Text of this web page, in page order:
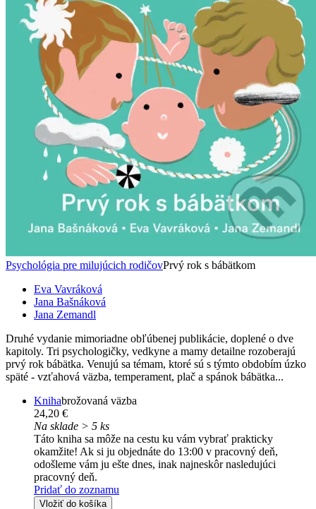
Psychológia pre milujúcich rodičovPrvý rok s bábätkom
Eva Vavráková
Jana Bašnáková
Jana Zemandl
Druhé vydanie mimoriadne obľúbenej publikácie, doplené o dve
kapitoly. Tri psychologičky, vedkyne a mamy detailne rozoberajú
prvý rok bábätka. Venujú sa témam, ktoré sú s týmto obdobím úzko
späté - vzťahová väzba, temperament, plač a spánok bábätka...
Knihabrožovaná väzba
24,20 €
Na sklade > 5 ks
Táto kniha sa môže na cestu ku vám vybrať prakticky
okamžite! Ak si ju objednáte do 13:00 v pracovný deň,
odošleme vám ju ešte dnes, inak najneskôr nasledujúci
pracovný deň.
Pridať do zoznamu
Vložiť do košíka